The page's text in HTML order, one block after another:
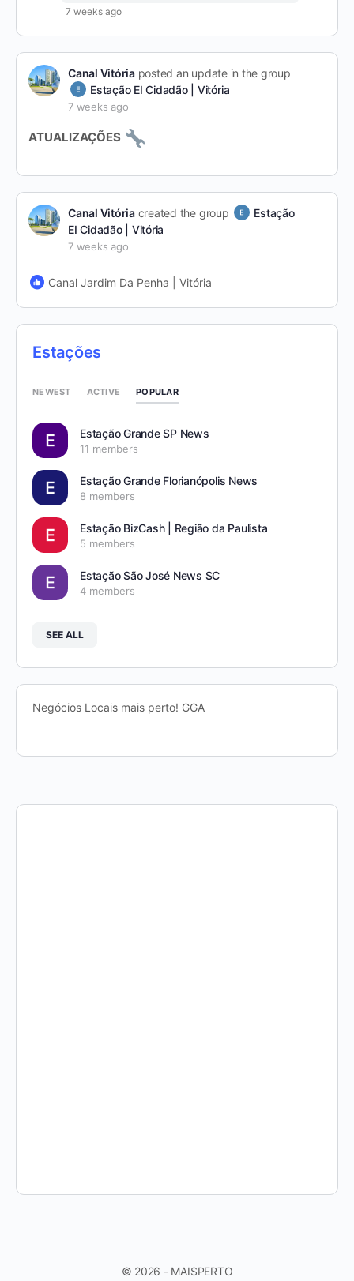
7 weeks ago
Canal Vitóriaposted an update in the group
Estação EI Cidadão | Vitória
7 weeks ago
ATUALIZAÇÕES
Canal Vitóriacreated the group
Estação
EI Cidadão | Vitória
7 weeks ago
Canal Jardim Da Penha | Vitória
Estações
NEWEST ACTIVE POPULAR
Estação Grande SP News
11 members
Estação Grande Florianópolis News
8 members
Estação BizCash | Região da Paulista
5 members
Estação São José News SC
4 members
SEE ALL
Negócios Locais mais perto! GGA
© 2026 - MAISPERTO